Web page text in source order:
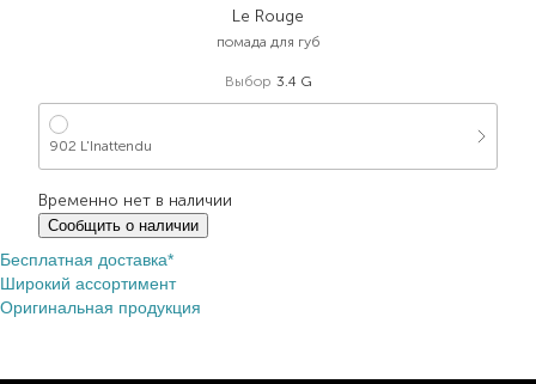
Le Rouge
помада для губ
Выбор 3.4 G
902 L'Inattendu
Временно нет в наличии
Сообщить о наличии
Бесплатная доставка*
Широкий ассортимент
Оригинальная продукция